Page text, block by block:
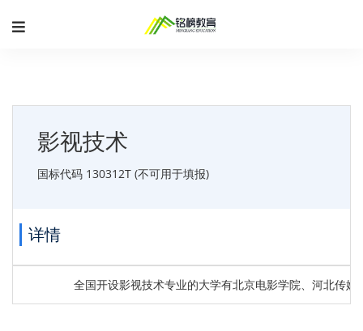
影视技术
国标代码 130312T (不可用于填报)
详情
全国开设影视技术专业的大学有北京电影学院、河北传